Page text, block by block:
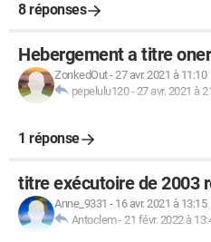
8 réponses
Hebergement a titre
ZonkedOut-27 avr. 2021 à 11:10
pepelulu120-27 avr. 2021 à
1 réponse
titre exécutoire de 2003
Anne_9331 - 16 avr. 2021 à 13:15
Antoclem-21 févr. 2022 à